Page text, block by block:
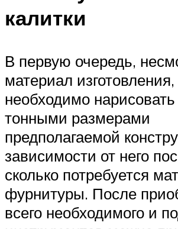
калитки
В первую очередь,
материал изготовления,
необходимо нарисовать
тонными размерами
предполагаемой
зависимости от него
сколько потребуется
фурнитуры. После
всего необходимого и